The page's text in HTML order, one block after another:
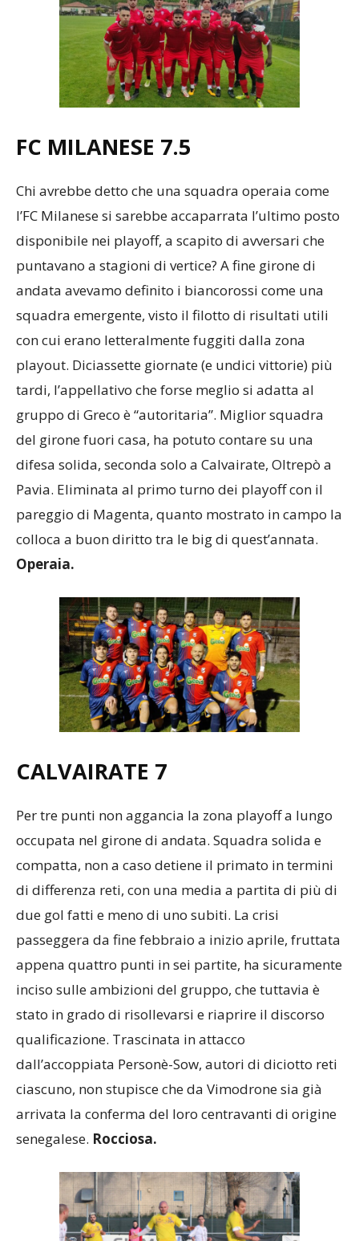
FC MILANESE 7.5
Chi avrebbe detto che una squadra operaia come
l’FC Milanese si sarebbe accaparrata l’ultimo posto
disponibile nei playoff, a scapito di avversari che
puntavano a stagioni di vertice? A fine girone di
andata avevamo definito i biancorossi come una
squadra emergente, visto il filotto di risultati utili
con cui erano letteralmente fuggiti dalla zona
playout. Diciassette giornate (e undici vittorie) più
tardi, l’appellativo che forse meglio si adatta al
gruppo di Greco è “autoritaria”. Miglior squadra
del girone fuori casa, ha potuto contare su una
difesa solida, seconda solo a Calvairate, Oltrepò a
Pavia. Eliminata al primo turno dei playoff con il
pareggio di Magenta, quanto mostrato in campo la
colloca a buon diritto tra le big di quest’annata.
Operaia.
CALVAIRATE 7
Per tre punti non aggancia la zona playoff a lungo
occupata nel girone di andata. Squadra solida e
compatta, non a caso detiene il primato in termini
di differenza reti, con una media a partita di più di
due gol fatti e meno di uno subiti. La crisi
passeggera da fine febbraio a inizio aprile, fruttata
appena quattro punti in sei partite, ha sicuramente
inciso sulle ambizioni del gruppo, che tuttavia è
stato in grado di risollevarsi e riaprire il discorso
qualificazione. Trascinata in attacco
dall’accoppiata Personè-Sow, autori di diciotto reti
ciascuno, non stupisce che da Vimodrone sia già
arrivata la conferma del loro centravanti di origine
senegalese. Rocciosa.